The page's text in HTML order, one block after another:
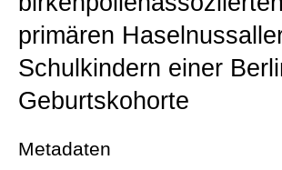
primären
Schulkindern einer
Geburtskohorte
Metadaten